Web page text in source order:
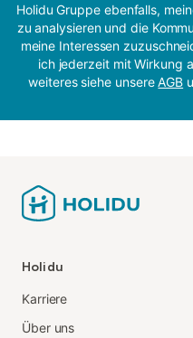
Holidu Gruppe ebenfalls,
zu analysieren und die
meine Interessen
ich jederzeit mit Wirkung
weiteres siehe unsereAGB
Holidu
Karriere
Über uns